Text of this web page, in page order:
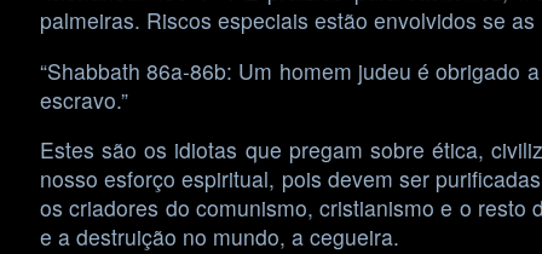
palmeiras. Riscos especiais estão envolvidos se
“Shabbath 86a-86b: Um homem judeu é obrigado
escravo.”
Estes são os idiotas que pregam sobre ética,
nosso esforço espiritual, pois devem ser
os criadores do comunismo, cristianismo e o
e a destruição no mundo, a cegueira.